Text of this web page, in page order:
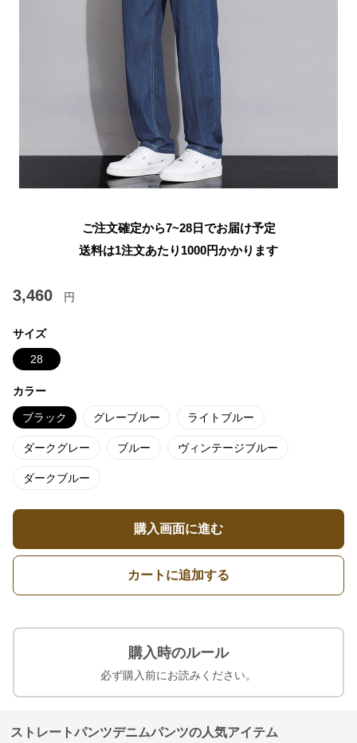
ご注文確定から7~28日でお届け予定
送料は1注文あたり 1000円かかります
3,460 円
サイズ
28
カラー
ブラック グレーブルー ライトブルー
ダークグレー ブルー ヴィンテージブルー
ダークブルー
購入画面に進む
カートに追加する
購入時のルール
必ず購入前にお読みください。
ストレートパンツデニムパンツの人気アイテム